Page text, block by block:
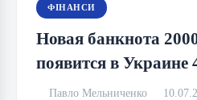
ФІНАНСИ
Новая банкнота
появится в Украине
Павло Мельниченко